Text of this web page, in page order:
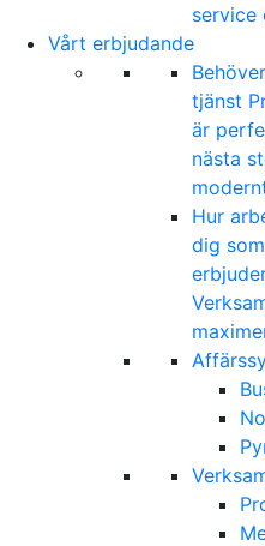
service
Vårt erbjudande
tjänst
är
nästa
Hur
dig